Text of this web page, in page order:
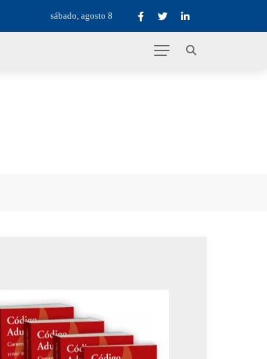
sábado, agosto 8